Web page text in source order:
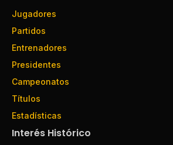
Jugadores
Partidos
Entrenadores
Presidentes
Campeonatos
Títulos
Estadísticas
Interés Histórico